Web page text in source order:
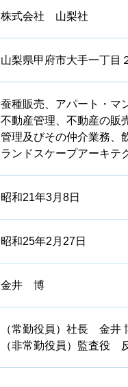
株式会社 山梨社
山梨県甲府市大手一丁目
蚕種販売、アパート・マ
不動産管理、不動産の販
管理及びその仲介業務、
ランドスケープアーキテ
昭和21年3月8日
昭和25年2月27日
金井 博
（常勤役員）社長 金井
（非常勤役員）監査役